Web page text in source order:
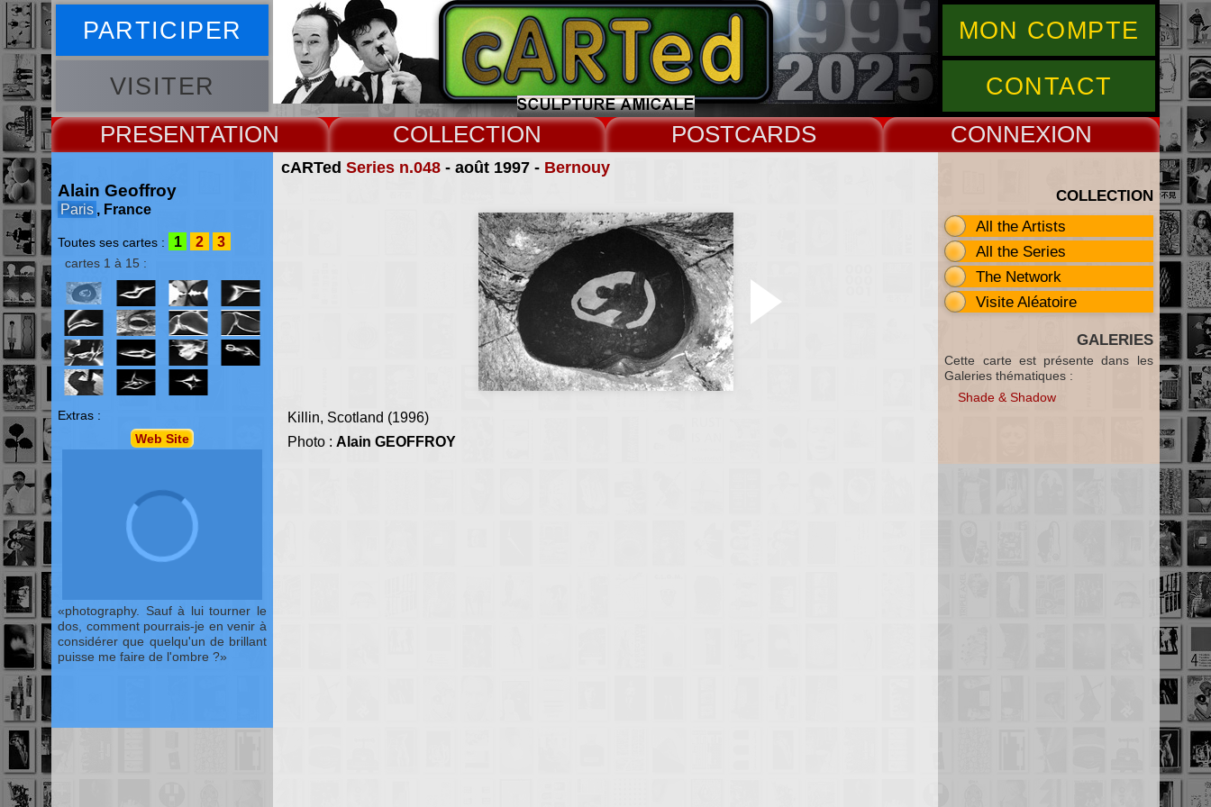
PARTICIPER
VISITER
MON COMPTE
CONTACT
PRESENT COLLECT CARDS CONNEX
cARTed Series n.048- août 1997 - Bernouy
Killin, Scotland (1996)
Photo : Alain GEOFFROY
Alain Geoffroy
Paris , France
Toutes ses cartes : 1 2 3
cartes 1 à 15 :
Extras :
Web Site
photography. Sauf à lui tourner le
dos, comment pourrais-je en venir à
considérer que quelqu'un de brillant
puisse me faire de l'ombre ?
COLLECTION
All the Artists
All the Series
The Network
Visite Aléatoire
GALERIES
Cette carte est présente dans les
Galeries thématiques :
Shade & Shadow